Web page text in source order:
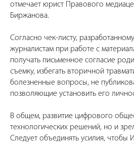
отмечает юрист Правового
Биржанова.
Согласно чек-листу,
журналистам при работе с
получать письменное согласие
съемку, избегать вторичной
болезненные вопросы, не
позволяющие установить его
В общем, развитие цифрового
технологических решений, но и
Следует объединять усилия, чтобы